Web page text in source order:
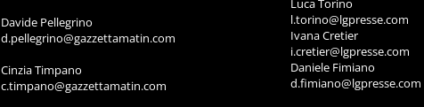
Davide Pellegrino
d.pellegrino@gazzettamatin.com
Cinzia Timpano
c.timpano@gazzettamatin.com
Luca Torino
l.torino@lgpresse.com
Ivana Cretier
i.cretier@lgpresse.com
Daniele Fimiano
d.fimiano@lgpresse.com